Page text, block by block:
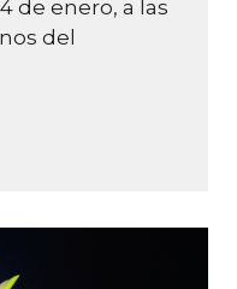
de enero, a las
del